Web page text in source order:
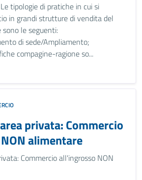
tipologie di pratiche in cui si
in grandi strutture di vendita del
le seguenti:
di sede/Ampliamento;
compagine-ragione so...
privata: Commercio
alimentare
Commercio all'ingrosso NON